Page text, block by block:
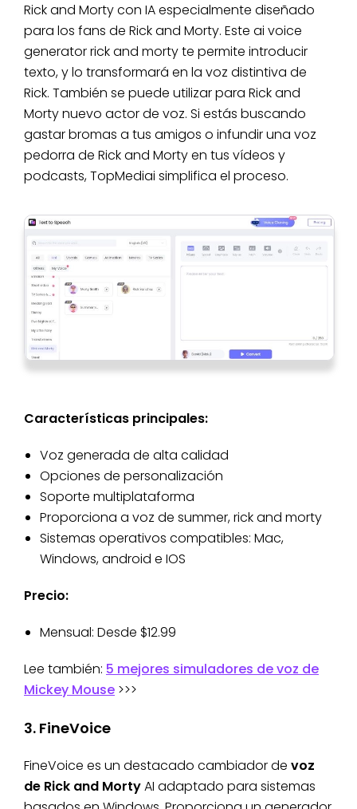
Rick and Morty con IA especialmente diseñado
para los fans de Rick and Morty. Este ai voice
generator rick and morty te permite introducir
texto, y lo transformará en la voz distintiva de
Rick. También se puede utilizar para Rick and
Morty nuevo actor de voz. Si estás buscando
gastar bromas a tus amigos o infundir una voz
pedorra de Rick and Morty en tus vídeos y
podcasts, TopMediai simplifica el proceso.
Características principales:
Voz generada de alta calidad
Opciones de personalización
Soporte multiplataforma
Proporciona a voz de summer, rick and morty
Sistemas operativos compatibles: Mac,
Windows, android e IOS
Precio:
Mensual: Desde $12.99
Lee también: 5 mejores simuladores de voz de
Mickey Mouse >>>
3. FineVoice
FineVoice es un destacado cambiador de voz
de Rick and MortyAI adaptado para sistemas